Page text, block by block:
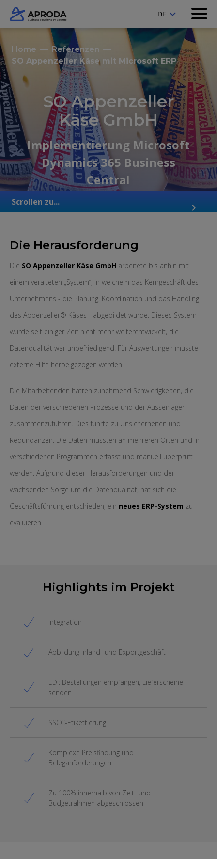
Home
Referenzen
SO Appenzeller Käse mit Microsoft ERP
SO Appenzeller
Käse GmbH
Implementierung Microsoft
Dynamics 365 Business
Central
Die Herausforderung
Die SO Appenzeller Käse GmbH arbeitete bis anhin mit
einem veralteten „System“, in welchem das Kerngeschäft des
Unternehmens - die Planung, Koordination und das Handling
des Appenzeller® Käses - abgebildet wurde. Dieses System
wurde seit einiger Zeit nicht mehr weiterentwickelt, die
Datenqualität war unbefriedigend. Für Auswertungen musste
externe Hilfe herbeigezogen werden.
Die Mitarbeitenden hatten zunehmend Schwierigkeiten, die
Daten der verschiedenen Prozesse und der Aussenlager
zusammenzuführen. Dies führte zu Unsicherheiten und
Redundanzen. Die Daten mussten an mehreren Orten und in
verschiedenen Programmen erfasst und manuell überprüft
werden. Aufgrund dieser Herausforderungen und der
wachsenden Sorge um die Datenqualität, hat sich die
Geschäftsführung entschieden, ein neues ERP-System zu
evaluieren.
Highlights im Projekt
Integration
Abbildung Inland- und Exportgeschäft
EDI: Bestellungen empfangen, Lieferscheine
senden
SSCC-Etikettierung
Komplexe Preisfindung und
Beleganforderungen
Zu 100% innerhalb von Zeit- und
Budgetrahmen abgeschlossen